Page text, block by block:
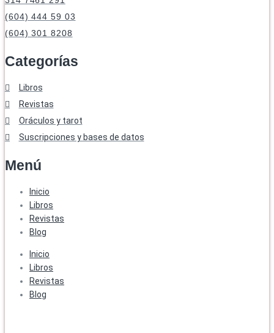
(604) 444 59 03
(604) 301 8208
Categorías
Libros
Revistas
Oráculos y tarot
Suscripciones y bases de datos
Menú
Inicio
Libros
Revistas
Blog
Inicio
Libros
Revistas
Blog